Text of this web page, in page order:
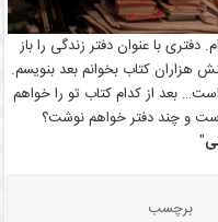
با عنوان دفتر زندگی را باز
هزاران کتاب بخوانم بعد بنویسم.
بعد از کدام کتاب تو را خواهم
و چند دفتر خواهم نوشت؟
"
برچسب